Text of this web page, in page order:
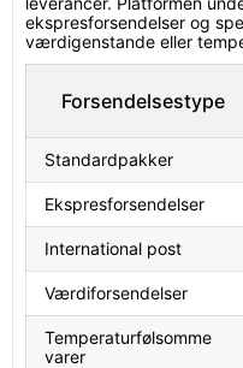
ekspresforsendelser og
værdigenstande eller
Forsendelsestype
Standardpakker
Ekspresforsendelser
International post
Værdiforsendelser
Temperaturfølsomme
varer